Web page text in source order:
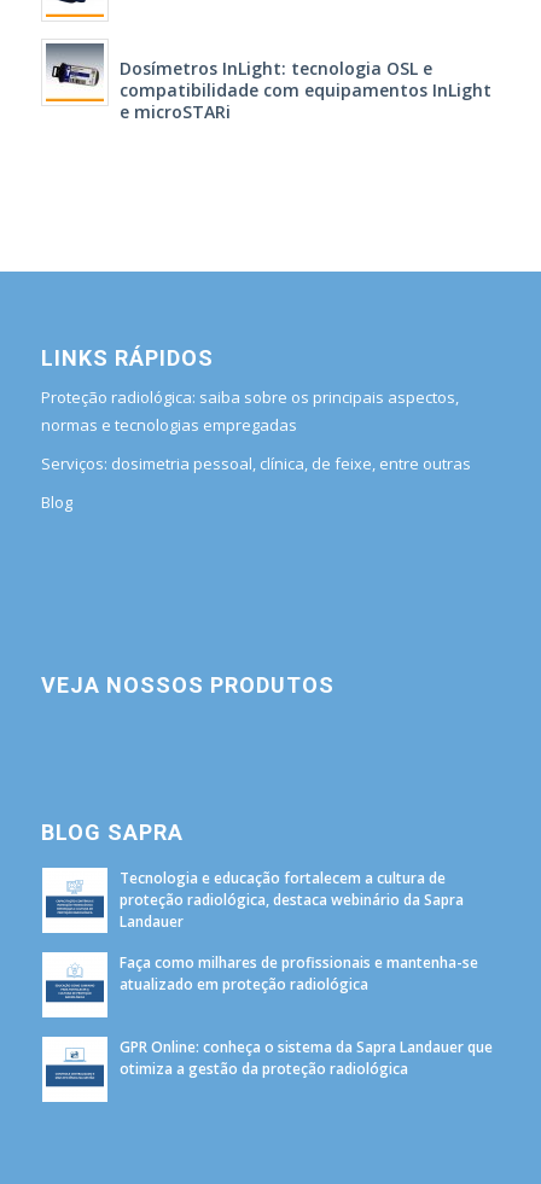
Dosímetros InLight: tecnologia OSL e
compatibilidade com equipamentos InLight
e microSTARi
LINKS RÁPIDOS
Proteção radiológica: saiba sobre os principais aspectos,
normas e tecnologias empregadas
Serviços: dosimetria pessoal, clínica, de feixe, entre outras
Blog
VEJA NOSSOS PRODUTOS
BLOG SAPRA
Tecnologia e educação fortalecem a cultura de
proteção radiológica, destaca webinário da Sapra
Landauer
Faça como milhares de profissionais e mantenha-se
atualizado em proteção radiológica
GPR Online: conheça o sistema da Sapra Landauer que
otimiza a gestão da proteção radiológica